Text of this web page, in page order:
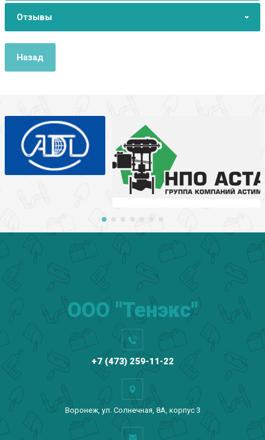
Отзывы
Назад
ООО "Тенэкс"
+7 (473) 259-11-22
Воронеж, ул. Солнечная, 8А, корпус 3